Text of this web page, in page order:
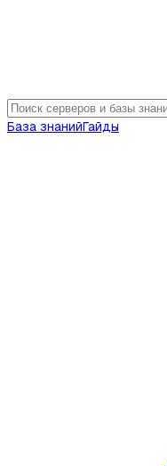
База знанийГайды